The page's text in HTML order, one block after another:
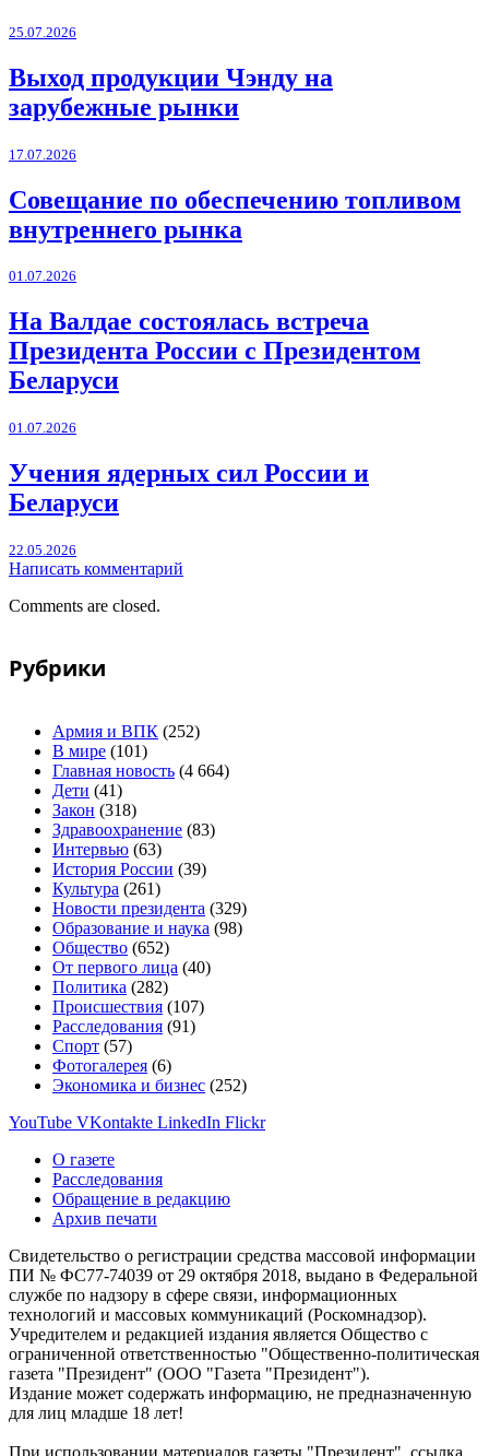
25.07.2026
Выход продукции Чэнду на
зарубежные рынки
17.07.2026
Совещание по обеспечению топливом
внутреннего рынка
01.07.2026
На Валдае состоялась встреча
Президента России с Президентом
Беларуси
01.07.2026
Учения ядерных сил России и
Беларуси
22.05.2026
Написать комментарий
Comments are closed.
Рубрики
Армия и ВПК (252)
В мире (101)
Главная новость (4 664)
Дети (41)
Закон (318)
Здравоохранение (83)
Интервью (63)
История России (39)
Культура (261)
Новости президента (329)
Образование и наука (98)
Общество (652)
От первого лица (40)
Политика (282)
Происшествия (107)
Расследования (91)
Спорт (57)
Фотогалерея (6)
Экономика и бизнес (252)
YouTube VKontakte LinkedIn Flickr
О газете
Расследования
Обращение в редакцию
Архив печати
Свидетельство о регистрации средства массовой информации
ПИ № ФС77-74039 от 29 октября 2018, выдано в Федеральной
службе по надзору в сфере связи, информационных
технологий и массовых коммуникаций (Роскомнадзор).
Учредителем и редакцией издания является Общество с
ограниченной ответственностью "Общественно-политическая
газета "Президент" (ООО "Газета "Президент").
Издание может содержать информацию, не предназначенную
для лиц младше 18 лет!
При использовании материалов газеты "Президент", ссылка